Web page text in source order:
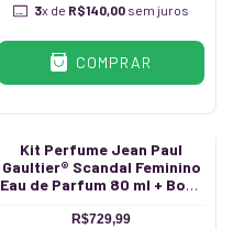
3x de R$140,00 sem juros
COMPRAR
Kit Perfume Jean Paul
Gaultier® Scandal Feminino
Eau de Parfum 80 ml + Body
R$729,99